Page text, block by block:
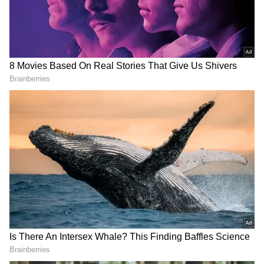
DOWNLOAD APP